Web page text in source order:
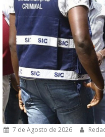
7 de Agosto de 2026